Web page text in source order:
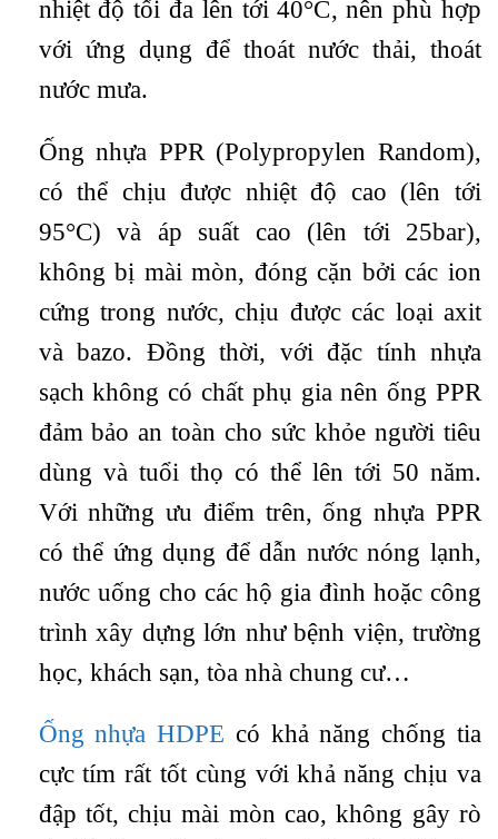
nhiệt độ tối đa lên tới 40°C, nên phù hợp
với ứng dụng để thoát nước thải, thoát
nước mưa.
Ống nhựa PPR (Polypropylen Random),
có thể chịu được nhiệt độ cao (lên tới
95°C) và áp suất cao (lên tới 25bar),
không bị mài mòn, đóng cặn bởi các ion
cứng trong nước, chịu được các loại axit
và bazo. Đồng thời, với đặc tính nhựa
sạch không có chất phụ gia nên ống PPR
đảm bảo an toàn cho sức khỏe người tiêu
dùng và tuổi thọ có thể lên tới 50 năm.
Với những ưu điểm trên, ống nhựa PPR
có thể ứng dụng để dẫn nước nóng lạnh,
nước uống cho các hộ gia đình hoặc công
trình xây dựng lớn như bệnh viện, trường
học, khách sạn, tòa nhà chung cư…
Ống nhựa HDPE có khả năng chống tia
cực tím rất tốt cùng với khả năng chịu va
đập tốt, chịu mài mòn cao, không gây rò